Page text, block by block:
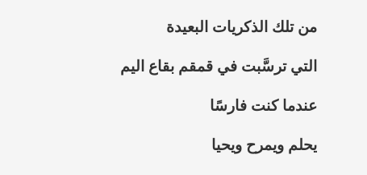
من تلك الذكريات البعيدة
التي ترسَّبت في قمقم بقاع اليم
عندما كنت فارسًا
يحلم ويمرح ويحيا